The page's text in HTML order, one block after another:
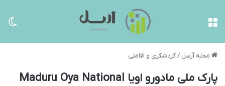
مجله آرسل /گردشگری و اقامتی
پارک ملی مادورو اویا Maduru Oya National